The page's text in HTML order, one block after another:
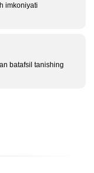
imkoniyati
batafsil tanishing